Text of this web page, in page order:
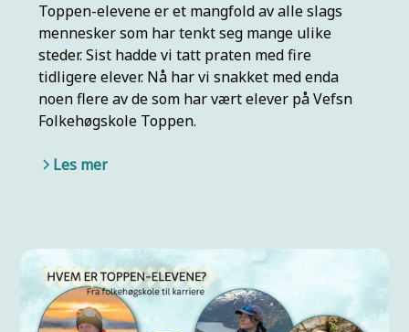
Toppen-elevene er et mangfold av alle slags
mennesker som har tenkt seg mange ulike
steder. Sist hadde vi tatt praten med fire
tidligere elever. Nå har vi snakket med enda
noen flere av de som har vært elever på Vefsn
Folkehøgskole Toppen.
Les mer